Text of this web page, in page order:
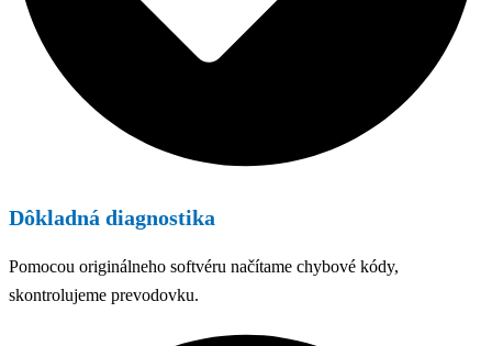
Dôkladná diagnostika
Pomocou originálneho softvéru načítame chybové kódy,
skontrolujeme prevodovku.